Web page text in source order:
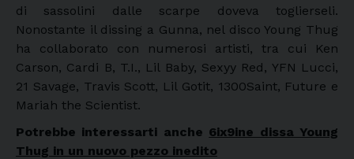
di sassolini dalle scarpe doveva toglierseli.
Nonostante il dissing a Gunna, nel disco Young Thug
ha collaborato con numerosi artisti, tra cui Ken
Carson, Cardi B, T.I., Lil Baby, Sexyy Red, YFN Lucci,
21 Savage, Travis Scott, Lil Gotit, 1300Saint, Future e
Mariah the Scientist.
Potrebbe interessarti anche 6ix9ine dissa Young
Thug in un nuovo pezzo inedito